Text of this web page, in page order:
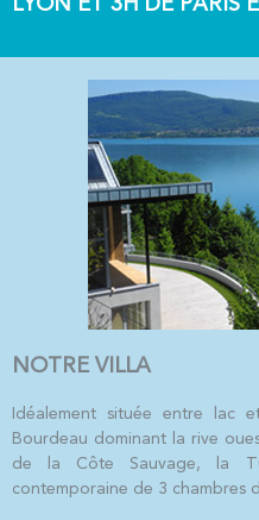
NOTRE VILLA
Idéalement située entre lac
Bourdeau dominant la rive
de la Côte Sauvage, la
contemporaine de 3 chambres